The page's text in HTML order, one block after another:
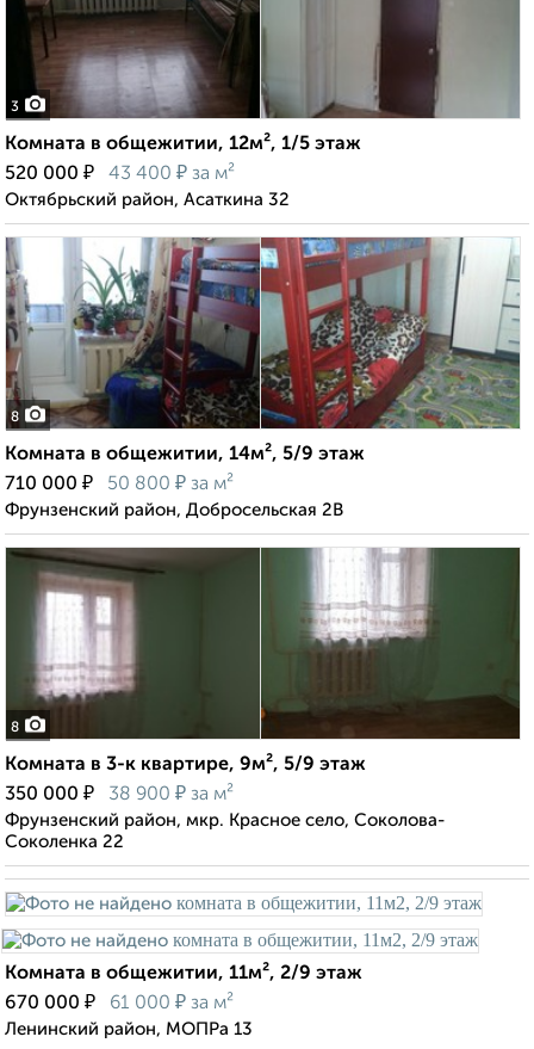
3
Комната в общежитии, 12м², 1/5 этаж
520 000 ₽ 43 400 ₽ за м²
Октябрьский район, Асаткина 32
8
Комната в общежитии, 14м², 5/9 этаж
710 000 ₽ 50 800 ₽ за м²
Фрунзенский район, Добросельская 2В
8
Комната в 3-к квартире, 9м², 5/9 этаж
350 000 ₽ 38 900 ₽ за м²
Фрунзенский район, мкр. Красное село, Соколова-
Соколенка 22
Комната в общежитии, 11м², 2/9 этаж
670 000 ₽ 61 000 ₽ за м²
Ленинский район, МОПРа 13